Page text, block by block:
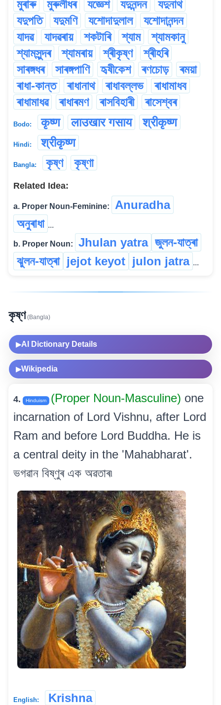
মুৰাৰু মুৰুলীধৰ যজ্ঞেশ যদুনন্দন
যদুনাথ
যদুপতি
যদুমণি যশোদাদুলাল
যশোদানন্দন
যাদৱ
যাদৱৰায় শকটাৰি শ্যাম
শ্যামকানু
শ্যামসুন্দৰ
শ্যামৰায় শ্ৰীকৃষ্ণ
শ্ৰীহৰি
সাৰঙ্গধৰ
সাৰঙ্গপাণি হৃষীকেশ ৰণচোড়
ৰময়া
ৰাধা-কান্ত
ৰাধানাথ ৰাধাবল্লভ
ৰাধামাধব
ৰাধামাধৱ
ৰাধাৰমণ ৰাসবিহাৰী ৰাসেশ্বৰ
Bodo: कृष्ण लाउखार गसाय श्रीकृष्ण
Hindi: श्रीकृष्ण
Bangla: কৃষ্ণ কৃষ্ণা
Related Idea:
a. Proper Noun-Feminine:
Anuradha
অনুৰাধা ...
b. Proper Noun: Jhulan yatra জুলন-যাত্ৰা
ঝুলন-যাত্ৰা jejot keyot julon jatra ...
কৃষ্ণ (Bangla)
▶AI Dictionary Details
▶Wikipedia
4. Hinduism (Proper Noun-Masculine) one
incarnation of Lord Vishnu, after Lord
Ram and before Lord Buddha. He is
a central deity in the 'Mahabharat'.
ভগৱান বিষ্ণুৰ এক অৱতাৰ৷
English: Krishna